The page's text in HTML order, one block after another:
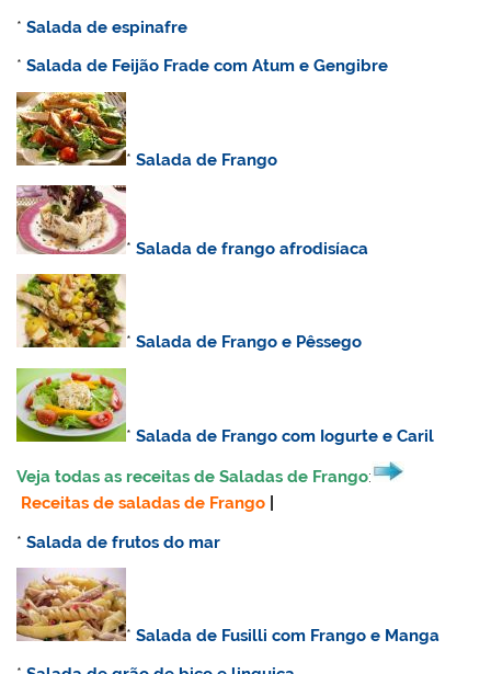
*Salada de espinafre
*Salada de Feijão Frade com Atum e Gengibre
*Salada de Frango
*Salada de frango afrodisíaca
*Salada de Frango e Pêssego
*Salada de Frango com Iogurte e Caril
Veja todas as receitas de Saladas de Frango:
Receitas de saladas de Frango
*Salada de frutos do mar
*Salada de Fusilli com Frango e Manga